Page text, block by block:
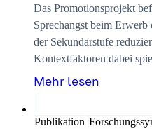
Das Promotionsprojekt
Sprechangst beim Erwerb
der Sekundarstufe
Kontextfaktoren dabei
Mehr lesen
Publikation